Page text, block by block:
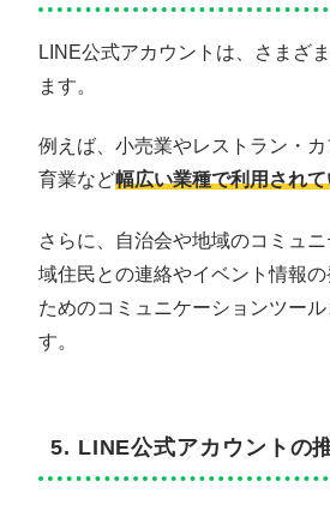
LINE公式アカウントは、さまざ
ます。
例えば、小売業やレストラン・
育業など幅広い業種で利用され
さらに、自治会や地域のコミュ
域住民との連絡やイベント情報
ためのコミュニケーションツー
す。
5. LINE公式アカウントの